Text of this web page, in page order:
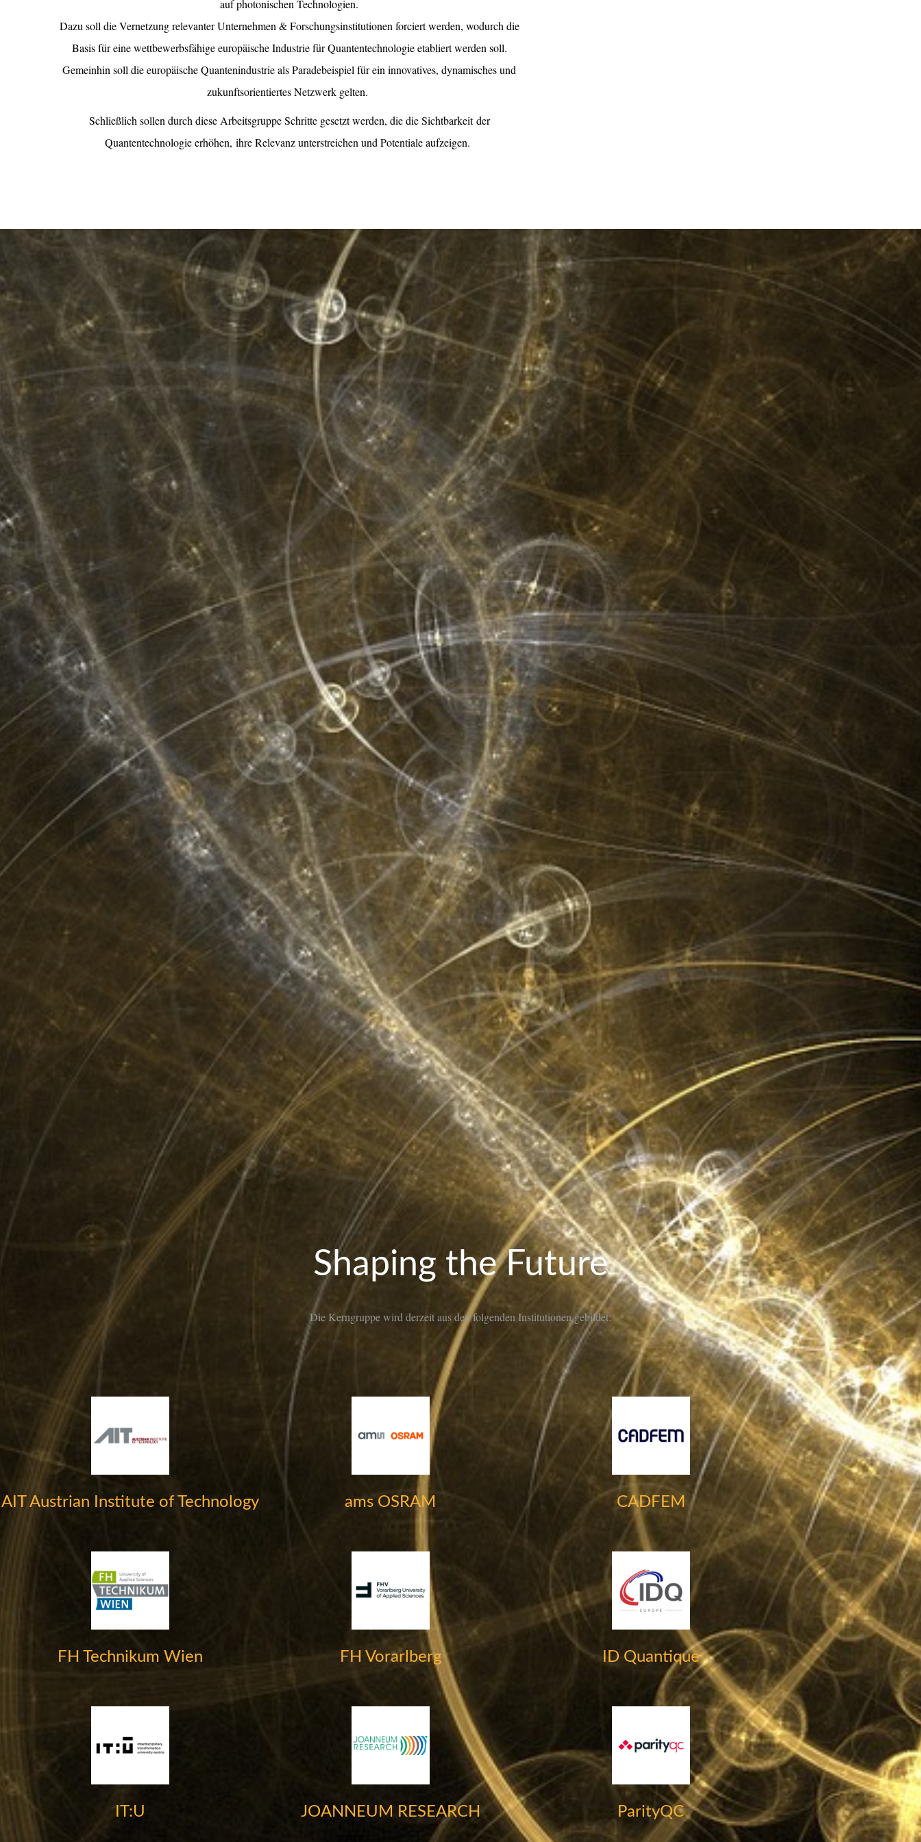
auf photonischen Technologien.
Dazu soll die Vernetzung relevanter Unternehmen & Forschungsinstitutionen forciert werden, wodurch die
Basis für eine wettbewerbsfähige europäische Industrie für Quantentechnologie etabliert werden soll.
Gemeinhin soll die europäische Quantenindustrie als Paradebeispiel für ein innovatives, dynamisches und
zukunftsorientiertes Netzwerk gelten.
Schließlich sollen durch diese Arbeitsgruppe Schritte gesetzt werden, die die Sichtbarkeitder
Quantentechnologieerhöhen, ihre Relevanz unterstreichen und Potentiale aufzeigen.
Shaping the Future
Die Kerngruppe wird derzeit aus den folgenden Institutionen gebildet:
AIT Austrian Institute of Technology ams OSRAM CADFEM
FH Technikum Wien FH Vorarlberg ID Quantique
IT:U JOANNEUM RESEARCH ParityQC